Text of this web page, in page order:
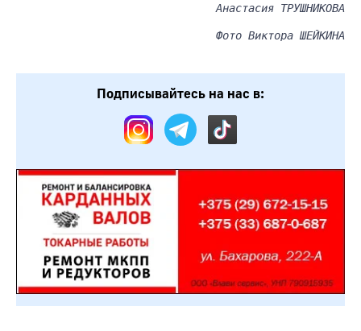
Анастасия ТРУШНИКОВА
Фото Виктора ШЕЙКИНА
Подписывайтесь на нас в: